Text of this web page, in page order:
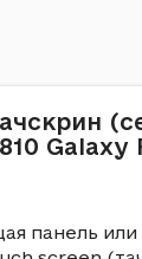
Galaxy
панель или